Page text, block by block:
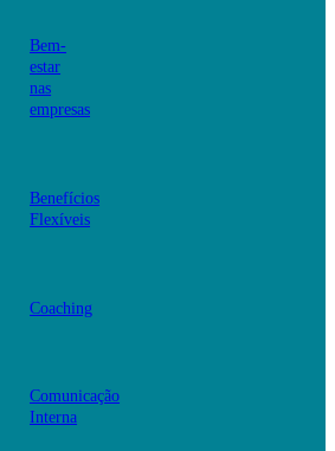
Bem-
estar
nas
empresas
Benefícios
Flexíveis
Coaching
Comunicação
Interna